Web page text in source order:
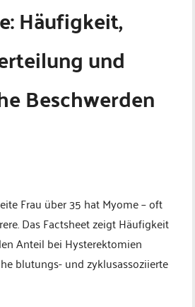
Häufigkeit,
und
Beschwerden
Frau über 35 hat Myome – oft
Das Factsheet zeigt Häufigkeit
Anteil bei Hysterektomien
blutungs- und zyklusassoziierte